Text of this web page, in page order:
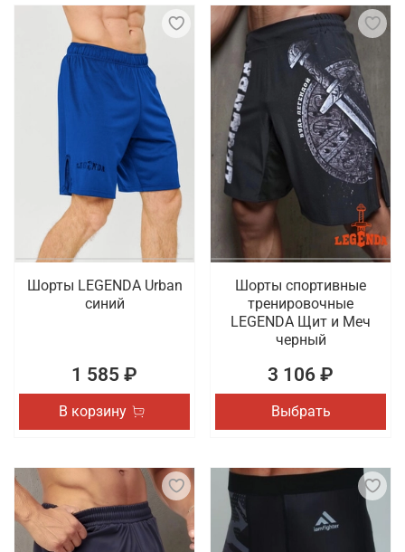
Шорты LEGENDA Urban
синий
1 585 ₽
В корзину
Шорты спортивные
тренировочные
LEGENDA Щит и Меч
черный
3 106 ₽
Выбрать